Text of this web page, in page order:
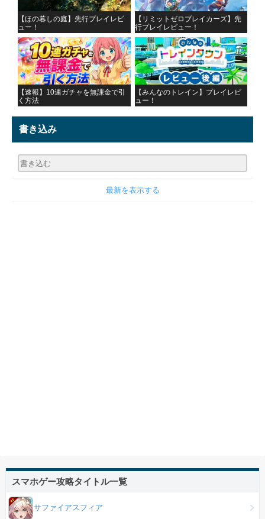
【ほの暮しの庭】先行プレイレビ
ュー！
【リミットゼロブレイカーズ】先
行プレイレビュー！
【速報】10連ガチャを無課金で引
く方法
【みんなのトレイン】プレイレビ
ュー！
書き込み
最新を表示する
スマホゲー攻略タイトル一覧
サファイアスフィア